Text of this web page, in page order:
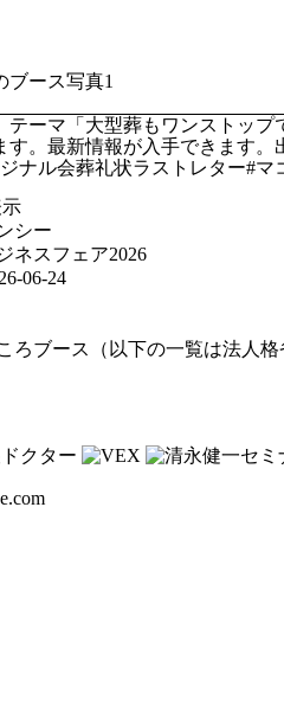
テーマ「大型葬もワンストッ
。最新情報が入手できます
ナル会葬礼状ラストレター#
シー
ネスフェア2026
06-24
ろブース （以下の一覧は法人格